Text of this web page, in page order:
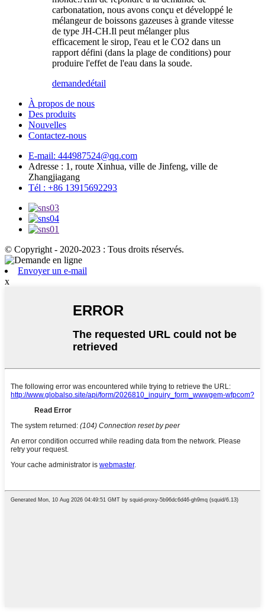
carbonatation, nous avons conçu et développé le
mélangeur de boissons gazeuses à grande vitesse
de type JH-CH.Il peut mélanger plus
efficacement le sirop, l'eau et le CO2 dans un
rapport défini (dans la plage de conditions) pour
produire l'effet de l'eau dans la soude.
demandedétail
À propos de nous
Des produits
Nouvelles
Contactez-nous
E-mail: 444987524@qq.com
Adresse : 1, route Xinhua, ville de Jinfeng, ville de
Zhangjiagang
Tél : +86 13915692293
© Copyright - 2020-2023 : Tous droits réservés.
Envoyer un e-mail
x